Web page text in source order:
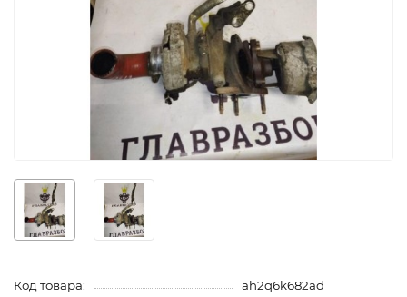
Код товара:
ah2q6k682ad